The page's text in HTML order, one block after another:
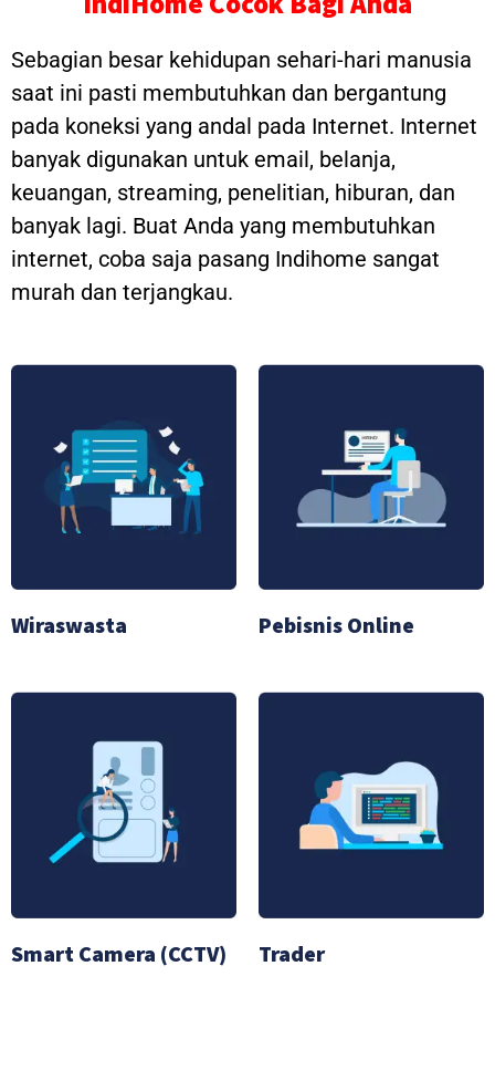
Sebagian besar kehidupan sehari-hari manusia
saat ini pasti membutuhkan dan bergantung
pada koneksi yang andal pada Internet. Internet
banyak digunakan untuk email, belanja,
keuangan, streaming, penelitian, hiburan, dan
banyak lagi. Buat Anda yang membutuhkan
internet, coba saja pasang Indihome sangat
murah dan terjangkau.
Wiraswasta Pebisnis Online
Smart Camera (CCTV) Trader